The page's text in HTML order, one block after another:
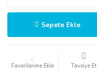
Sepete Ekle
Tavsiye Et